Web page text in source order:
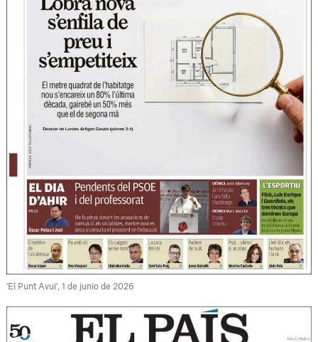
'El Punt Avui', 1 de junio de 2026